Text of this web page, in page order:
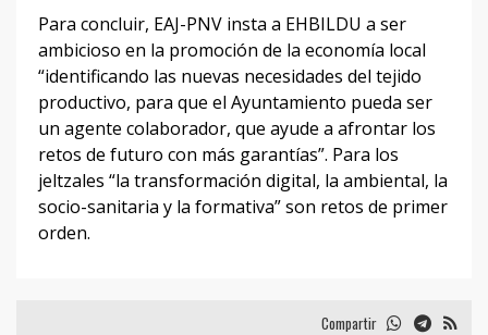
Para concluir, EAJ-PNV insta a EHBILDU a ser
ambicioso en la promoción de la economía local
“identificando las nuevas necesidades del tejido
productivo, para que el Ayuntamiento pueda ser
un agente colaborador, que ayude a afrontar los
retos de futuro con más garantías”. Para los
jeltzales “la transformación digital, la ambiental, la
socio-sanitaria y la formativa” son retos de primer
orden.
Compartir